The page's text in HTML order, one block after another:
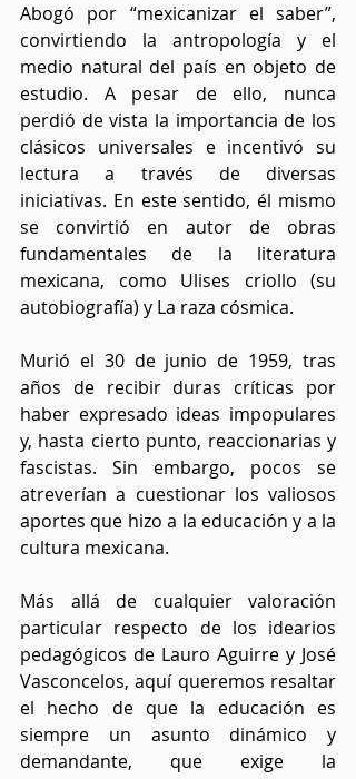
Abogó por “mexicanizar el saber”,
convirtiendo la antropología y el
medio natural del país en objeto de
estudio. A pesar de ello, nunca
perdió de vista la importancia de los
clásicos universales e incentivó su
lectura a través de diversas
iniciativas. En este sentido, él mismo
se convirtió en autor de obras
fundamentales de la literatura
mexicana, como Ulises criollo (su
autobiografía) y La raza cósmica.
Murió el 30 de junio de 1959, tras
años de recibir duras críticas por
haber expresado ideas impopulares
y, hasta cierto punto, reaccionarias y
fascistas. Sin embargo, pocos se
atreverían a cuestionar los valiosos
aportes que hizo a la educación y a la
cultura mexicana.
Más allá de cualquier valoración
particular respecto de los idearios
pedagógicos de Lauro Aguirre y José
Vasconcelos, aquí queremos resaltar
el hecho de que la educación es
siempre un asunto dinámico y
demandante, que exige la